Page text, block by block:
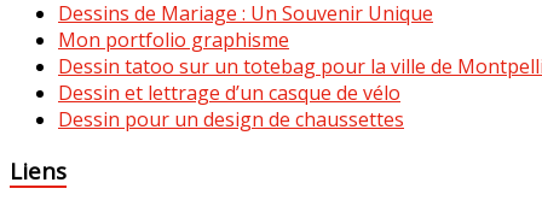
Dessins de Mariage : Un Souvenir Unique
Mon portfolio graphisme
Dessin tatoo sur un totebag pour la ville de
Dessin et lettrage d’un casque de vélo
Dessin pour un design de chaussettes
Liens